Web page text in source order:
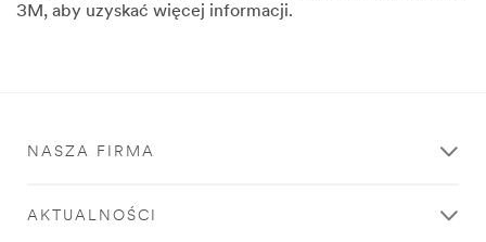
3M, aby uzyskać więcej informacji.
NASZA FIRMA
AKTUALNOŚCI